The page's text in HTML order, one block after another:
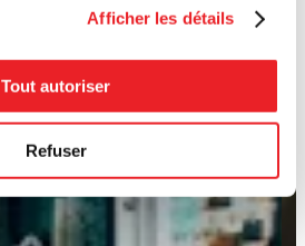
Afficher les détails
Tout autoriser
Refuser